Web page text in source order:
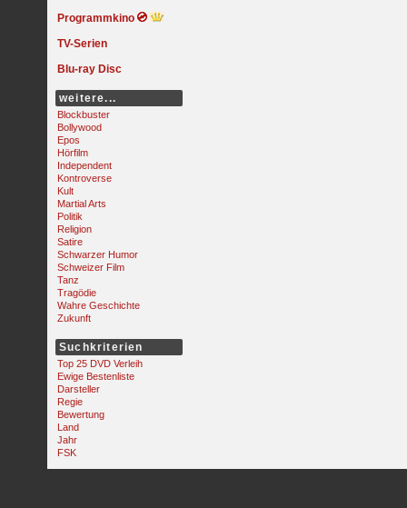
Programmkino
TV-Serien
Blu-ray Disc
weitere...
Blockbuster
Bollywood
Epos
Hörfilm
Independent
Kontroverse
Kult
Martial Arts
Politik
Religion
Satire
Schwarzer Humor
Schweizer Film
Tanz
Tragödie
Wahre Geschichte
Zukunft
Suchkriterien
Top 25 DVD Verleih
Ewige Bestenliste
Darsteller
Regie
Bewertung
Land
Jahr
FSK